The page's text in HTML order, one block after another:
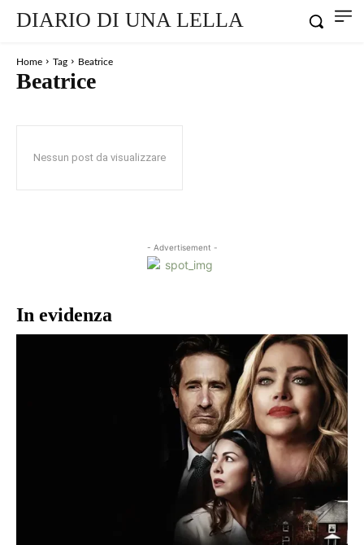
DIARIO DI UNA LELLA
Home Tag Beatrice
Beatrice
Nessun post da visualizzare
- Advertisement -
In evidenza